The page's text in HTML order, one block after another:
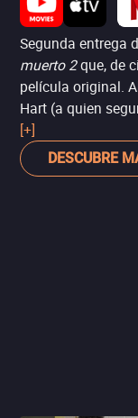
Segunda entrega
muerto 2que, de
película original.
Hart (a quien
como
adolescente),
defendiendo la
[+]
DESCUBRE